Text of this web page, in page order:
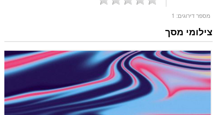
מספר דירוגים: 1
צילומי מסך